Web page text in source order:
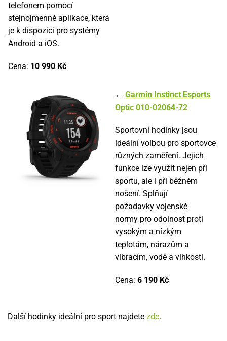
telefonem pomocí
stejnojmenné aplikace, která
je k dispozici pro systémy
Android a iOS.
Cena: 10 990 Kč
← Garmin Instinct Esports
Optic 010-02064-72
Sportovní hodinky jsou
ideální volbou pro sportovce
různých zaměření. Jejich
funkce lze využít nejen při
sportu, ale i při běžném
nošení. Splňují
požadavky vojenské
normy pro odolnost proti
vysokým a nízkým
teplotám, nárazům a
vibracím, vodě a vlhkosti.
Cena: 6 190 Kč
Další hodinky ideální pro sport najdete zde.